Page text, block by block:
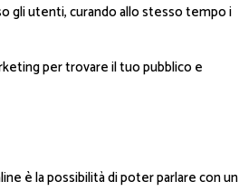
gli utenti, curando allo stesso tempo i
per trovare il tuo pubblico e
è la possibilità di poter parlare con un